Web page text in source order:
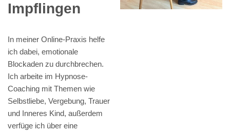
Impflingen
In meiner Online-Praxis helfe
ich dabei, emotionale
Blockaden zu durchbrechen.
Ich arbeite im Hypnose-
Coaching mit Themen wie
Selbstliebe, Vergebung, Trauer
und Inneres Kind, außerdem
verfüge ich über eine